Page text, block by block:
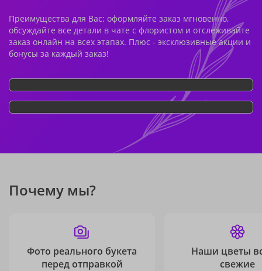
Преимущества для Вас: оформляйте заказ мгновенно,
обсуждайте все детали в чате с флористом и отслеживайте
заказ онлайн на всех этапах. Плюс - эксклюзивные акции и
бонусы за каждый заказ!
Почему мы?
Фото реального букета
перед отправкой
Наши цветы
свежие